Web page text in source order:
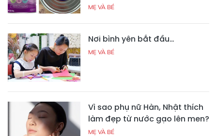
MẸ VÀ BÉ
Nơi bình yên bắt đầu…
MẸ VÀ BÉ
Vì sao phụ nữ Hàn, Nhật thích
làm đẹp từ nước gạo lên men?
MẸ VÀ BÉ